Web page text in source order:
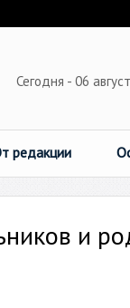
Сегодня - 06
редакции
и